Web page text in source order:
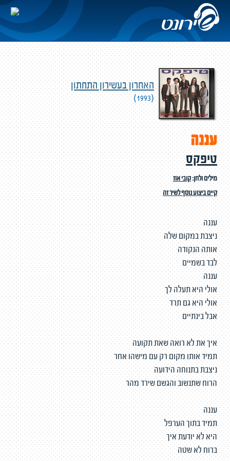
האחרון בעשירון התחתון
(1993)
עננה
טיפקס
מילים ולחן:קובי אוז
קיים ביצוע נוסף לשיר זה
עננה
ניצבת במקום שלה
אותה הנקודה
לבד בשמיים
עננה
אולי היא תעלה לך
אולי היא גם תרד
אבל בינתיים
איך את לא רואה שאת תקועה
תמיד אותו מקום רק עם מישהו אחר
ניצבת בתנוחה הידועה
הרוח שתנשוב והגשם שירד מהר
עננה
תמיד בתוך הערפל
היא לא יודעת איך
ברוח לא שטה